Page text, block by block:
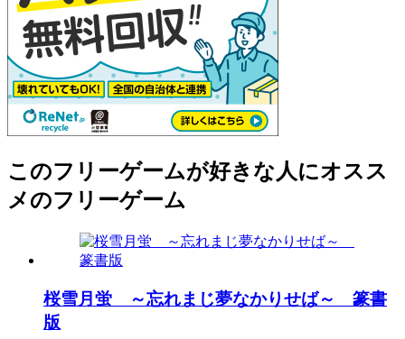
このフリーゲームが好きな人にオスス
メのフリーゲーム
桜雪月蛍 ～忘れまじ夢なかりせば～ 篆書
版